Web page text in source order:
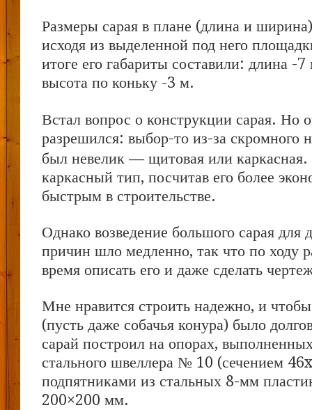
Размеры сарая в плане (длина и
исходя из выделенной под него
итоге его габариты составили: длина
высота по коньку -3 м.
Встал вопрос о конструкции сарая. Но
разрешился: выбор-то из-за скромного
был невелик — щитовая или каркасная.
каркасный тип, посчитав его более
быстрым в строительстве.
Однако возведение большого сарая для
причин шло медленно, так что по ходу
время описать его и даже сделать
Мне нравится строить надежно, и
(пусть даже собачья конура) было
сарай построил на опорах,
стального швеллера № 10 (сечением
подпятниками из стальных 8-мм
200×200 мм.